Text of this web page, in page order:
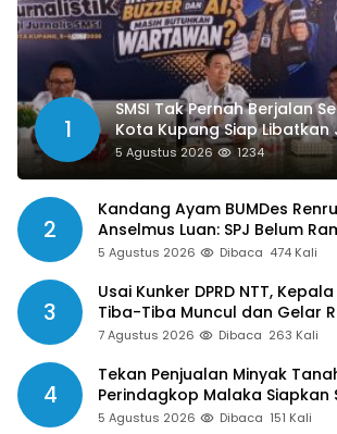
1
SMSI Tak Pernah Berjalan
Kota Kupang Siap
Publikasi Program Pemkot
5 Agustus 2026 1234
2
Kandang Ayam BUMDes Renrua Terbengkalai,
Anselmus Luan: SPJ Belum
Aparat Desa Sejak Januari
5 Agustus 2026 Dibaca 474 Kali
3
Usai Kunker DPRD NTT,
Tiba-Tiba Muncul dan Gelar
Guru Pertanyakan Hak 15
7 Agustus 2026 Dibaca 263 Kali
4
Tekan Penjualan Minyak
Perindagkop Malaka Siapkan
Nomor Pengaduan
5 Agustus 2026 Dibaca 151 Kali